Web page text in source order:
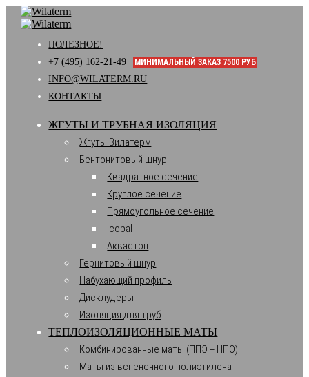
ПОЛЕЗНОЕ!
+7 (495) 162-21-49
МИНИМАЛЬНЫЙ ЗАКАЗ 7500 РУБ
INFO@WILATERM.RU
КОНТАКТЫ
ЖГУТЫ И ТРУБНАЯ ИЗОЛЯЦИЯ
Жгуты Вилатерм
Бентонитовый шнур
Квадратное сечение
Круглое сечение
Прямоугольное сечение
Icopal
Аквастоп
Гернитовый шнур
Набухающий профиль
Дисклудеры
Изоляция для труб
ТЕПЛОИЗОЛЯЦИОННЫЕ МАТЫ
Комбинированные маты (ППЭ + НПЭ)
Маты из вспененного полиэтилена